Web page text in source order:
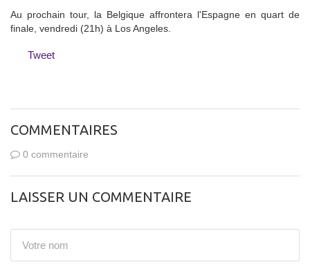
Au prochain tour, la Belgique affrontera l'Espagne en quart de
finale, vendredi (21h) à Los Angeles.
Tweet
COMMENTAIRES
0 commentaire
LAISSER UN COMMENTAIRE